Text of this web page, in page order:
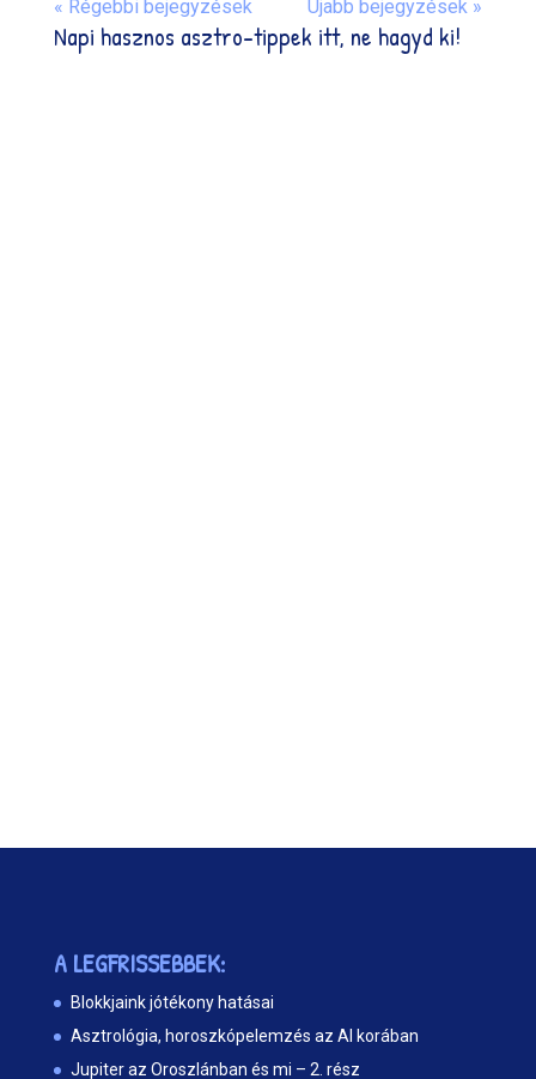
« Régebbi bejegyzések Újabb bejegyzések »
Napi hasznos asztro-tippek itt, ne hagyd ki!
A LEGFRISSEBBEK:
Blokkjaink jótékony hatásai
Asztrológia, horoszkópelemzés az AI korában
Jupiter az Oroszlánban és mi – 2. rész